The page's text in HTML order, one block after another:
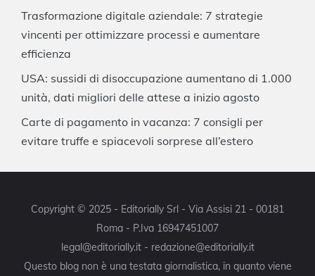
Trasformazione digitale aziendale: 7 strategie
vincenti per ottimizzare processi e aumentare
efficienza
USA: sussidi di disoccupazione aumentano di 1.000
unità, dati migliori delle attese a inizio agosto
Carte di pagamento in vacanza: 7 consigli per
evitare truffe e spiacevoli sorprese all’estero
Copyright © 2025 - Editorially Srl - Via Assisi 21 - 00181
Roma - P.Iva 16947451007
legal@editorially.it - redazione@editorially.it
Questo blog non è una testata giornalistica, in quanto viene